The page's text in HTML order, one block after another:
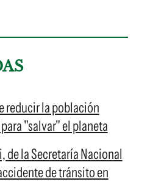
reducir la población
"salvar" el planeta
de la Secretaría Nacional
de tránsito en